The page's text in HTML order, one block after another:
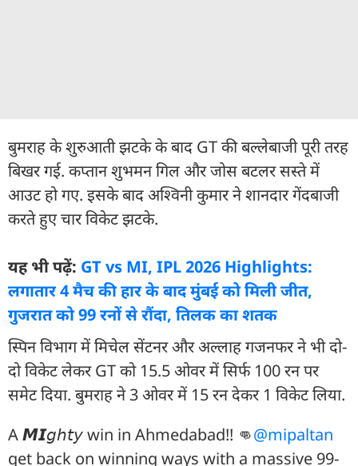
बुमराह के शुरुआती झटके के बाद GT की बल्लेबाजी पूरी तरह
बिखर गई. कप्तान शुभमन गिल और जोस बटलर सस्ते में
आउट हो गए. इसके बाद अश्विनी कुमार ने शानदार गेंदबाजी
करते हुए चार विकेट झटके.
यह भी पढ़ें: GT vs MI, IPL 2026 Highlights:
लगातार 4 मैच की हार के बाद मुंबई को मिली जीत,
गुजरात को 99 रनों से रौंदा, तिलक का शतक
स्पिन विभाग में म‍िचेल सेंटनर और अल्लाह गजनफर ने भी दो-
दो विकेट लेकर GT को 15.5 ओवर में सिर्फ 100 रन पर
समेट दिया. बुमराह ने 3 ओवर में 15 रन देकर 1 विकेट लिया.
A 𝙈𝙄𝘨𝘩𝘵𝘺 win in Ahmedabad!! 👊@mipaltan
get back on winning ways with a massive 99-